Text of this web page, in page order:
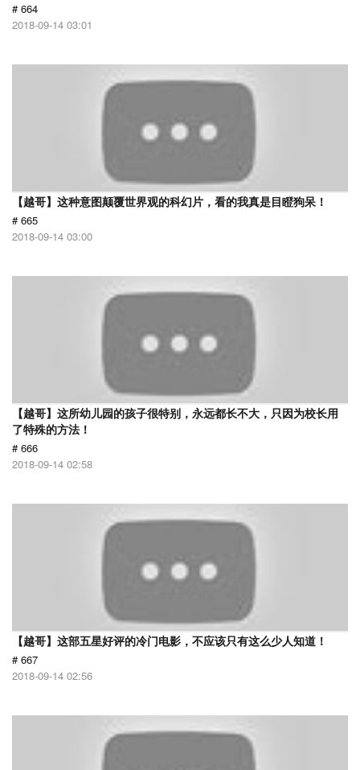
# 664
2018-09-14 03:01
【越哥】这种意图颠覆世界观的科幻片，看的我真是目瞪狗呆！
# 665
2018-09-14 03:00
【越哥】这所幼儿园的孩子很特别，永远都长不大，只因为校长用
了特殊的方法！
# 666
2018-09-14 02:58
【越哥】这部五星好评的冷门电影，不应该只有这么少人知道！
# 667
2018-09-14 02:56